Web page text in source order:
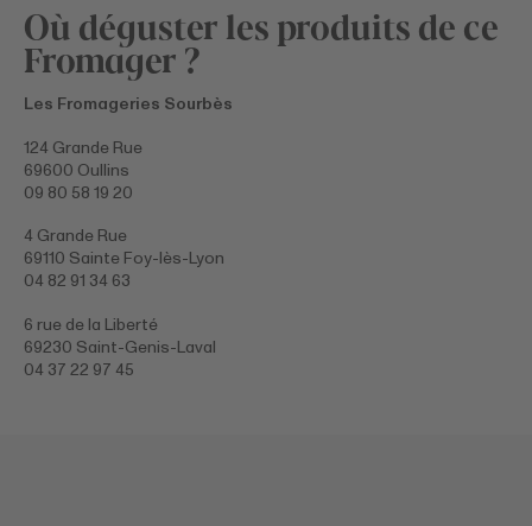
Où déguster les produits de ce
Fromager ?
Les Fromageries Sourbès
124 Grande Rue
69600 Oullins
09 80 58 19 20
4 Grande Rue
69110 Sainte Foy-lès-Lyon
04 82 91 34 63
6 rue de la Liberté
69230 Saint-Genis-Laval
04 37 22 97 45